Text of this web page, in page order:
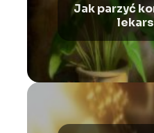
Jak parzyć